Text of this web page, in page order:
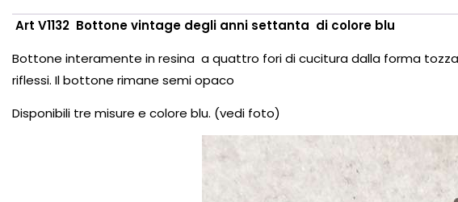
Art V1132 Bottone vintage degli anni settanta di colore blu
Bottone interamente in resina a quattro fori di cucituradalla forma
riflessi. Il bottone rimane semi opaco
Disponibili tre misure e colore blu. (vedi foto)